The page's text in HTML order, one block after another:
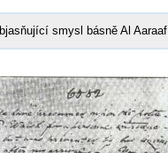
smysl básně Al Aaraaf